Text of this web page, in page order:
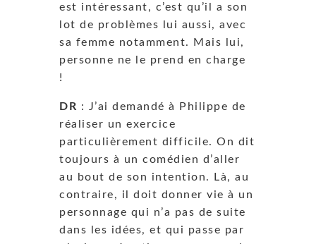
est intéressant, c’est qu’il a son
lot de problèmes lui aussi, avec
sa femme notamment. Mais lui,
personne ne le prend en charge
!
DR : J’ai demandé à Philippe de
réaliser un exercice
particulièrement difficile. On dit
toujours à un comédien d’aller
au bout de son intention. Là, au
contraire, il doit donner vie à un
personnage qui n’a pas de suite
dans les idées, et qui passe par